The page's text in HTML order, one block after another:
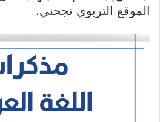
الموقع التربوي نجحني.